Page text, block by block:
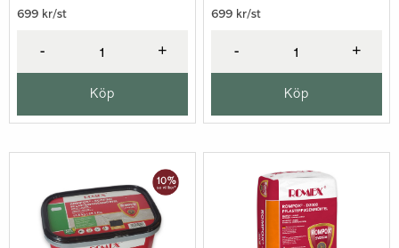
699 kr/st
- +
Köp
699 kr/st
- +
Köp